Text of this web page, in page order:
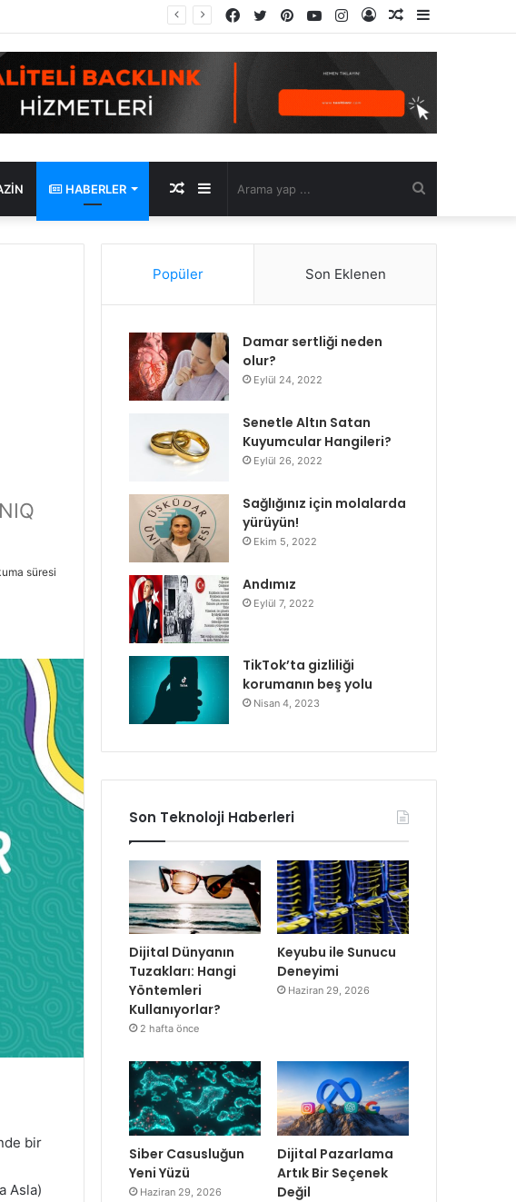
Kenar
Rastgele
Kayıt
Instagram
YouTube
Pinterest
Twitter
Facebook
HABERLER
yap
Kenar
Bölmesi
Rastgele
Makale
süresi
bir
Asla)
Popüler Son Eklenen
Damar sertliği neden
olur?
Eylül 24, 2022
Senetle Altın Satan
Kuyumcular Hangileri?
Eylül 26, 2022
Sağlığınız için molalarda
yürüyün!
Ekim 5, 2022
Andımız
Eylül 7, 2022
TikTok’ta gizliliği
korumanın beş yolu
Nisan 4, 2023
Son Teknoloji Haberleri
Dijital Dünyanın
Tuzakları: Hangi
Yöntemleri
Kullanıyorlar?
2 hafta önce
Keyubu ile Sunucu
Deneyimi
Haziran 29, 2026
Siber Casusluğun
Yeni Yüzü
Haziran 29, 2026
Dijital Pazarlama
Artık Bir Seçenek
Değil